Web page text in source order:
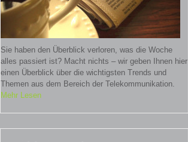
Sie haben den Überblick verloren, was die Woche
alles passiert ist? Macht nichts – wir geben Ihnen hier
einen Überblick über die wichtigsten Trends und
Themen aus dem Bereich der Telekommunikation.
Mehr Lesen